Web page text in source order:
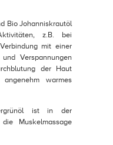
Bio Johanniskrautöl
z.B. bei
mit einer
Verspannungen
der Haut
warmes
ist in der
Muskelmassage